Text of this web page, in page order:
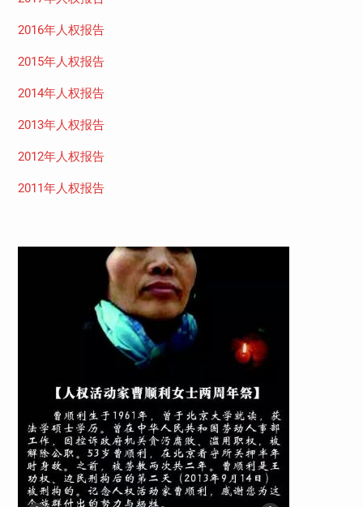
2016年人权报告
2015年人权报告
2014年人权报告
2013年人权报告
2012年人权报告
2011年人权报告